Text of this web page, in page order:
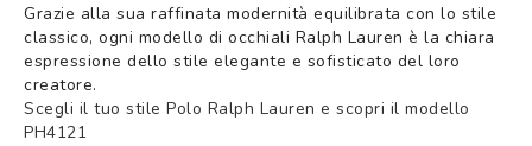
Grazie alla sua raffinata modernità equilibrata con lo stile
classico, ogni modello di occhiali Ralph Lauren è la chiara
espressione dello stile elegante e sofisticato del loro
creatore.
Scegli il tuo stile Polo Ralph Lauren e scopri il modello
PH4121